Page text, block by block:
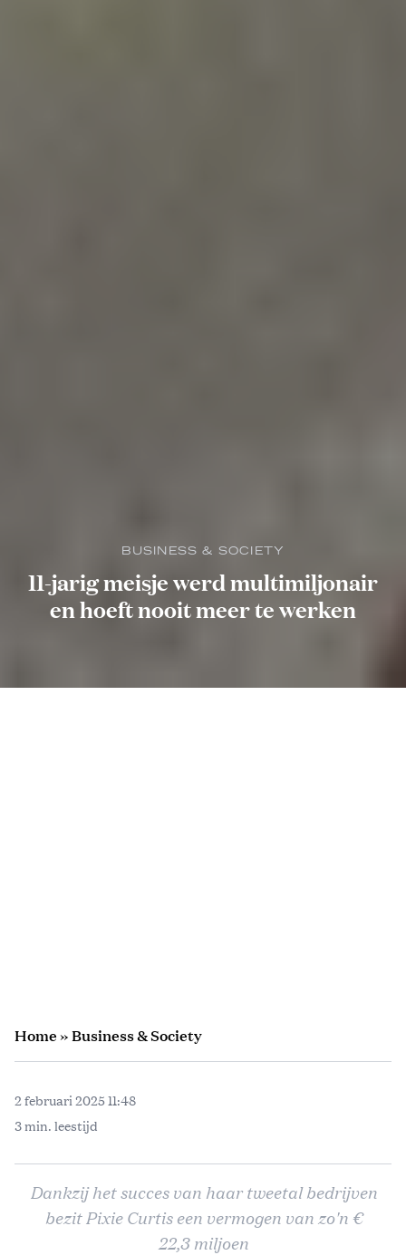
BUSINESS & SOCIETY
11-jarig meisje werd multimiljonair
en hoeft nooit meer te werken
Home»Business & Society
2 februari 2025 11:48
3 min. leestijd
Dankzij het succes van haar tweetal bedrijven
bezit Pixie Curtis een vermogen van zo'n €
22,3 miljoen